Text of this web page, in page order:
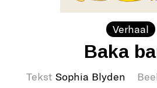
Verhaal
Baka
Tekst Sophia Blyden